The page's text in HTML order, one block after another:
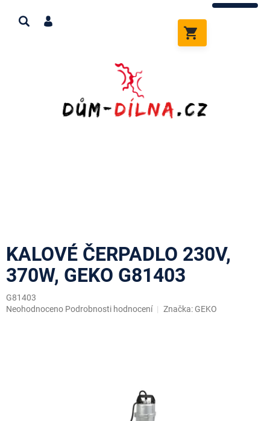
obsah
KOŠÍK
KALOVÉ ČERPADLO 230V,
370W, GEKO G81403
G81403
Průměrné
Neohodnoceno Podrobnosti hodnocení Značka: GEKO